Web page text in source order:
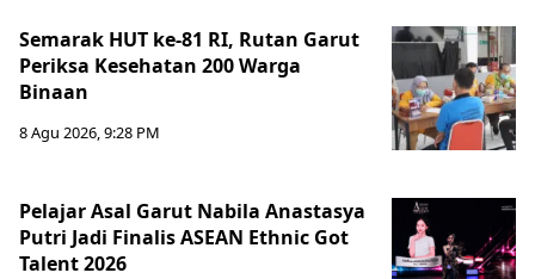
Semarak HUT ke-81 RI, Rutan Garut
Periksa Kesehatan 200 Warga
Binaan
8 Agu 2026, 9:28 PM
Pelajar Asal Garut Nabila Anastasya
Putri Jadi Finalis ASEAN Ethnic Got
Talent 2026